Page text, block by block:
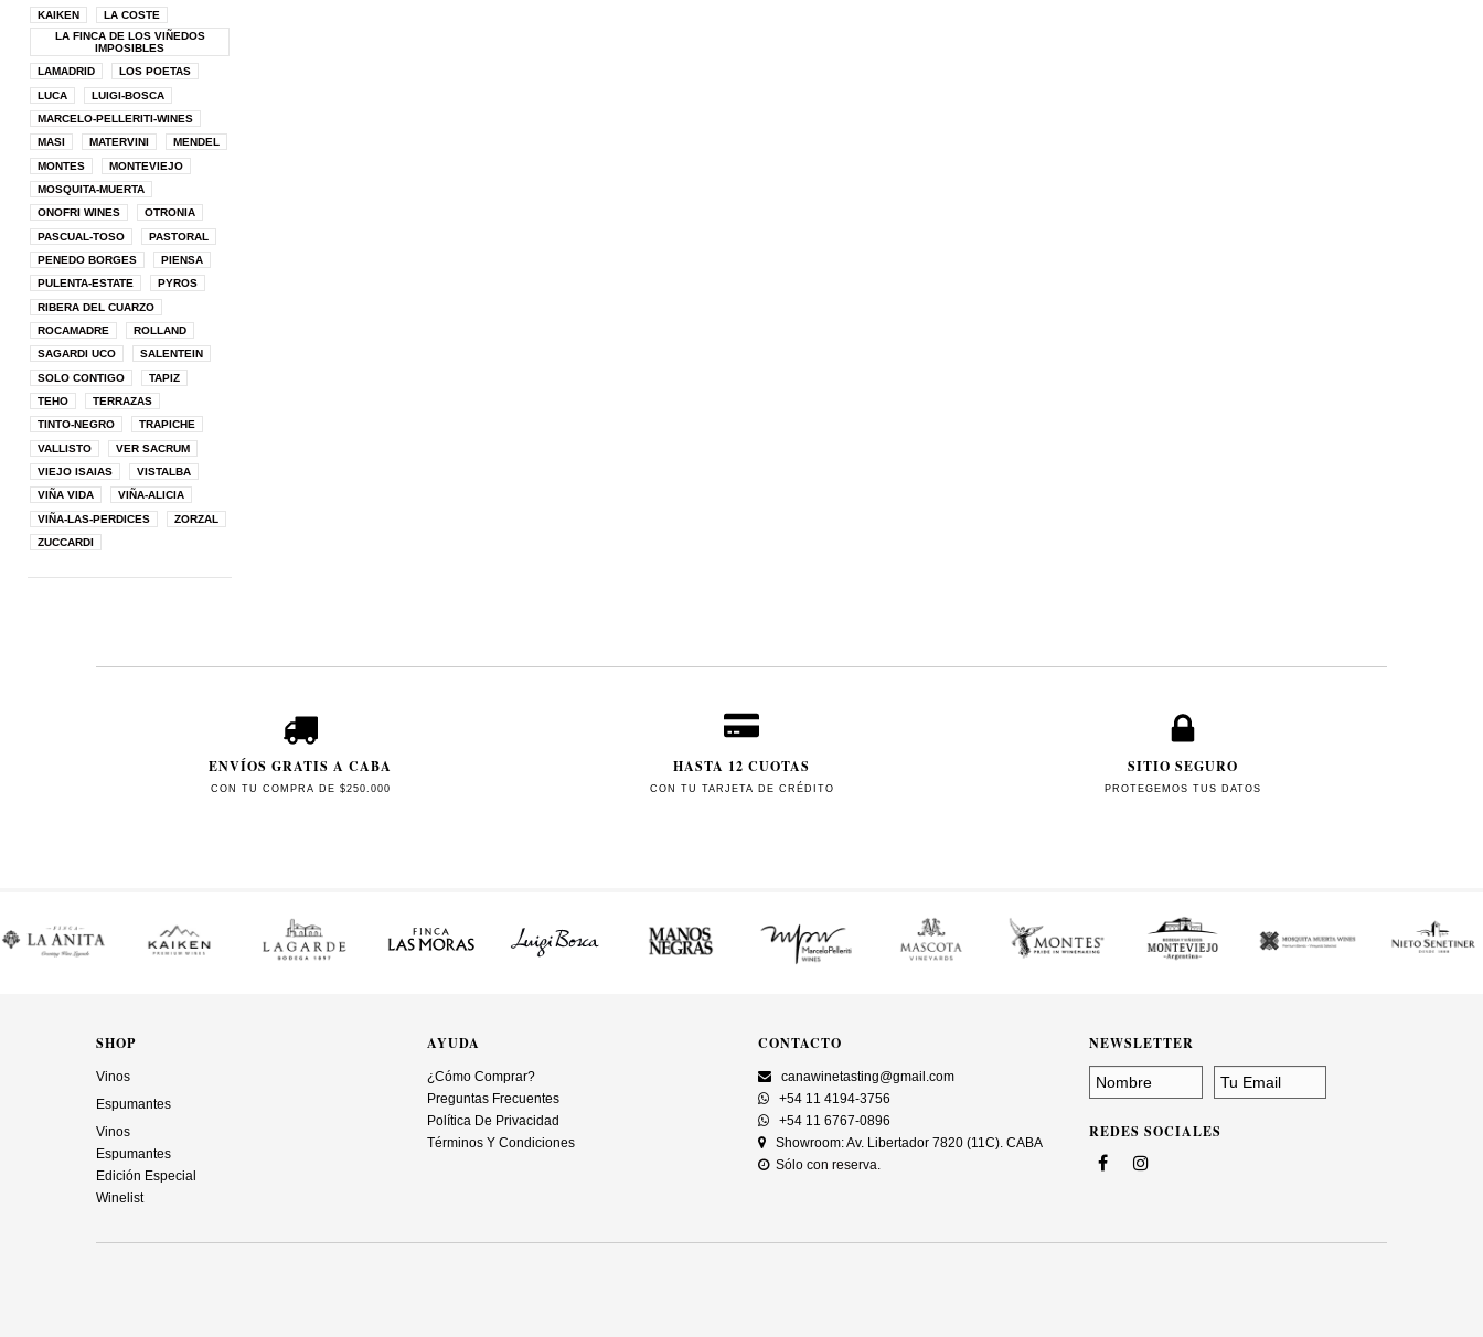
KAIKEN
LA COSTE
LA FINCA DE LOS VIÑEDOS
IMPOSIBLES
LAMADRID
LOS POETAS
LUCA
LUIGI-BOSCA
MARCELO-PELLERITI-WINES
MASI
MATERVINI
MENDEL
MONTES
MONTEVIEJO
MOSQUITA-MUERTA
ONOFRI WINES
OTRONIA
PASCUAL-TOSO
PASTORAL
PENEDO BORGES
PIENSA
PULENTA-ESTATE
PYROS
RIBERA DEL CUARZO
ROCAMADRE
ROLLAND
SAGARDI UCO
SALENTEIN
SOLO CONTIGO
TAPIZ
TEHO
TERRAZAS
TINTO-NEGRO
TRAPICHE
VALLISTO
VER SACRUM
VIEJO ISAIAS
VISTALBA
VIÑA VIDA
VIÑA-ALICIA
VIÑA-LAS-PERDICES
ZORZAL
ZUCCARDI
ENVÍOS GRATIS A CABA
CON TU COMPRA DE $250.000
HASTA 12 CUOTAS
CON TU TARJETA DE CRÉDITO
SITIO SEGURO
PROTEGEMOS TUS DATOS
SHOP
Vinos
Espumantes
Vinos
Espumantes
Edición Especial
Winelist
AYUDA
¿Cómo Comprar?
Preguntas Frecuentes
Política De Privacidad
Términos Y Condiciones
CONTACTO
canawinetasting@gmail.com
+54 11 4194-3756
+54 11 6767-0896
Showroom: Av. Libertador 7820 (11C). CABA
Sólo con reserva.
NEWSLETTER
REDES SOCIALES